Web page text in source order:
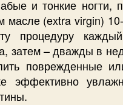
и тонкие ногти,
масле (extra virgin)
процедуру
затем – дважды в
поврежденные
эффективно